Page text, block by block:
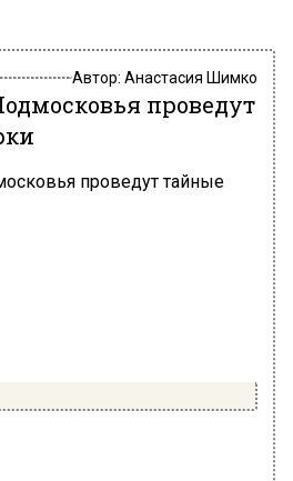
Автор: Анастасия Шимко
проведут